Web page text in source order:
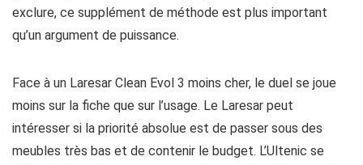
exclure, ce supplément de méthode est plus important
qu’un argument de puissance.
Face à un Laresar Clean Evol 3 moins cher, le duel se joue
moins sur la fiche que sur l’usage. Le Laresar peut
intéresser si la priorité absolue est de passer sous des
meubles très bas et de contenir le budget. L’Ultenic se